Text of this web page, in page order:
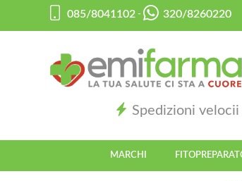
085/8041102 - 320/8260220
Spedizioni velocii
MARCHI